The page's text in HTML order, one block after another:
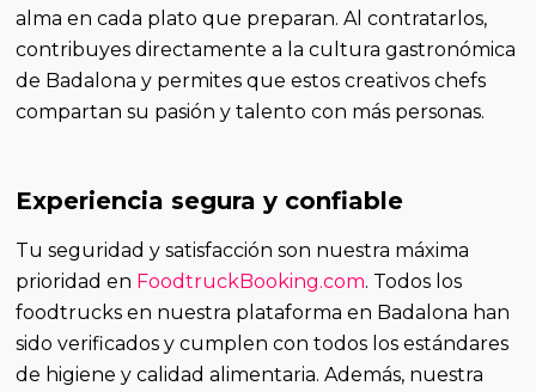
alma en cada plato que preparan. Al contratarlos,
contribuyes directamente a la cultura gastronómica
de Badalona y permites que estos creativos chefs
compartan su pasión y talento con más personas.
Experiencia segura y confiable
Tu seguridad y satisfacción son nuestra máxima
prioridad en FoodtruckBooking.com. Todos los
foodtrucks en nuestra plataforma en Badalona han
sido verificados y cumplen con todos los estándares
de higiene y calidad alimentaria. Además, nuestra